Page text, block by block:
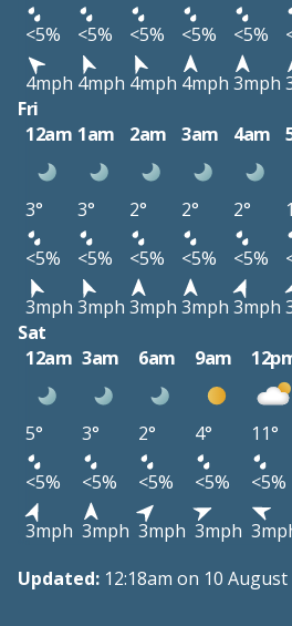
<5%
<5% <5% <5% <5%
4mph 4mph 4mph 4mph 3mph
Fri
12am 1am 2am 3am 4am
3° 3° 2° 2° 2°
<5%
<5% <5% <5% <5%
3mph 3mph 3mph 3mph 3mph
Sat
12am 3am 6am 9am
5° 3° 2° 4° 11°
<5%
<5% <5% <5% <5%
3mph 3mph 3mph 3mph
Updated: 12:18am on 10 August